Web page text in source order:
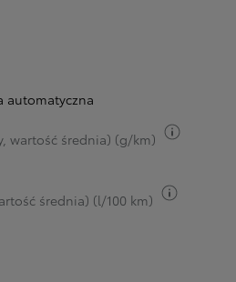
automatyczna
wartość średnia) (g/km)
średnia) (l/100 km)